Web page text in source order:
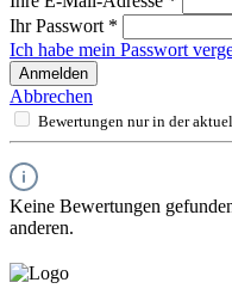
Ihr Passwort *
Ich habe mein Passwort
Anmelden
Abbrechen
Bewertungen nur in der
Keine Bewertungen
anderen.